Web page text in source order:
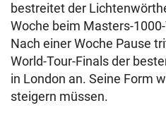
bestreitet der
Woche beim Masters-
Nach einer Woche Pause
World-Tour-Finals der
in London an. Seine Form
steigern müssen.